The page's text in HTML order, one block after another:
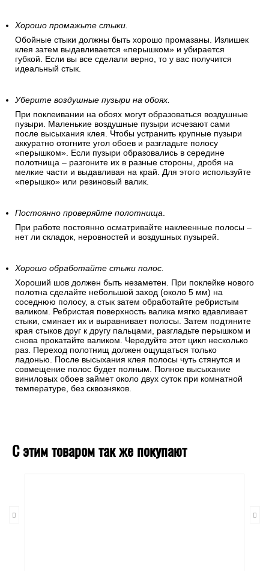
Хорошо промажьте стыки.
Обойные стыки должны быть хорошо промазаны. Излишек
клея затем выдавливается «перышком» и убирается
губкой. Если вы все сделали верно, то у вас получится
идеальный стык.
Уберите воздушные пузыри на обоях.
При поклеивании на обоях могут образоваться воздушные
пузыри. Маленькие воздушные пузыри исчезают сами
после высыхания клея. Чтобы устранить крупные пузыри
аккуратно отогните угол обоев и разгладьте полосу
«перышком». Если пузыри образовались в середине
полотнища – разгоните их в разные стороны, дробя на
мелкие части и выдавливая на край. Для этого используйте
«перышко» или резиновый валик.
Постоянно проверяйте полотнища.
При работе постоянно осматривайте наклеенные полосы –
нет ли складок, неровностей и воздушных пузырей.
Хорошо обработайте стыки полос.
Хороший шов должен быть незаметен. При поклейке нового
полотна сделайте небольшой заход (около 5 мм) на
соседнюю полосу, а стык затем обработайте ребристым
валиком. Ребристая поверхность валика мягко вдавливает
стыки, сминает их и выравнивает полосы. Затем подтяните
края стыков друг к другу пальцами, разгладьте перышком и
снова прокатайте валиком. Чередуйте этот цикл несколько
раз. Переход полотнищ должен ощущаться только
ладонью. После высыхания клея полосы чуть стянутся и
совмещение полос будет полным. Полное высыхание
виниловых обоев займет около двух суток при комнатной
температуре, без сквозняков.
С этим товаром так же покупают